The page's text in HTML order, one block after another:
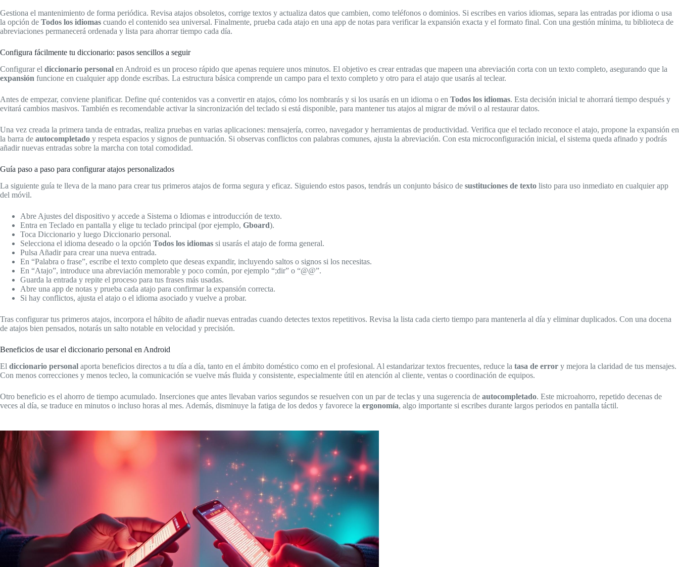
Gestiona el mantenimiento de forma periódica. Revisa atajos obsoletos, corrige textos y actualiza datos que cambien, como teléfonos o dominios. Si escribes en varios idiomas, separa las entradas por idioma o usa
la opción de Todos los idiomas cuando el contenido sea universal. Finalmente, prueba cada atajo en una app de notas para verificar la expansión exacta y el formato final. Con una gestión mínima, tu biblioteca de
abreviaciones permanecerá ordenada y lista para ahorrar tiempo cada día.
Configura fácilmente tu diccionario: pasos sencillos a seguir
Configurar el diccionario personal en Android es un proceso rápido que apenas requiere unos minutos. El objetivo es crear entradas que mapeen una abreviación corta con un texto completo, asegurando que la
expansión funcione en cualquier app donde escribas. La estructura básica comprende un campo para el texto completo y otro para el atajo que usarás al teclear.
Antes de empezar, conviene planificar. Define qué contenidos vas a convertir en atajos, cómo los nombrarás y si los usarás en un idioma o en Todos los idiomas. Esta decisión inicial te ahorrará tiempo después y
evitará cambios masivos. También es recomendable activar la sincronización del teclado si está disponible, para mantener tus atajos al migrar de móvil o al restaurar datos.
Una vez creada la primera tanda de entradas, realiza pruebas en varias aplicaciones: mensajería, correo, navegador y herramientas de productividad. Verifica que el teclado reconoce el atajo, propone la expansión en
la barra de autocompletado y respeta espacios y signos de puntuación. Si observas conflictos con palabras comunes, ajusta la abreviación. Con esta microconfiguración inicial, el sistema queda afinado y podrás
añadir nuevas entradas sobre la marcha con total comodidad.
Guía paso a paso para configurar atajos personalizados
La siguiente guía te lleva de la mano para crear tus primeros atajos de forma segura y eficaz. Siguiendo estos pasos, tendrás un conjunto básico de sustituciones de texto listo para uso inmediato en cualquier app
del móvil.
Abre Ajustes del dispositivo y accede a Sistema o Idiomas e introducción de texto.
Entra en Teclado en pantalla y elige tu teclado principal (por ejemplo, Gboard).
Toca Diccionario y luego Diccionario personal.
Selecciona el idioma deseado o la opción Todos los idiomas si usarás el atajo de forma general.
Pulsa Añadir para crear una nueva entrada.
En “Palabra o frase”, escribe el texto completo que deseas expandir, incluyendo saltos o signos si los necesitas.
En “Atajo”, introduce una abreviación memorable y poco común, por ejemplo “;dir” o “@@”.
Guarda la entrada y repite el proceso para tus frases más usadas.
Abre una app de notas y prueba cada atajo para confirmar la expansión correcta.
Si hay conflictos, ajusta el atajo o el idioma asociado y vuelve a probar.
Tras configurar tus primeros atajos, incorpora el hábito de añadir nuevas entradas cuando detectes textos repetitivos. Revisa la lista cada cierto tiempo para mantenerla al día y eliminar duplicados. Con una docena
de atajos bien pensados, notarás un salto notable en velocidad y precisión.
Beneficios de usar el diccionario personal en Android
El diccionario personal aporta beneficios directos a tu día a día, tanto en el ámbito doméstico como en el profesional. Al estandarizar textos frecuentes, reduce la tasa de error y mejora la claridad de tus mensajes.
Con menos correcciones y menos tecleo, la comunicación se vuelve más fluida y consistente, especialmente útil en atención al cliente, ventas o coordinación de equipos.
Otro beneficio es el ahorro de tiempo acumulado. Inserciones que antes llevaban varios segundos se resuelven con un par de teclas y una sugerencia de autocompletado. Este microahorro, repetido decenas de
veces al día, se traduce en minutos o incluso horas al mes. Además, disminuye la fatiga de los dedos y favorece la ergonomía, algo importante si escribes durante largos periodos en pantalla táctil.